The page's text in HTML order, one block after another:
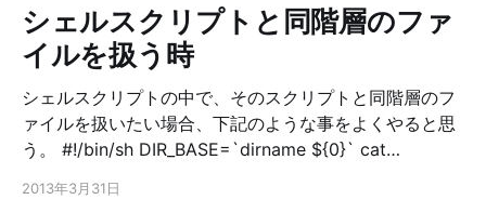
proxychains bash $ curl -kLs
https://check.torproject.org/ | grep -i congratulations
[proxychains] DLL init [proxychains] DLL init
シェルスクリプトと同階層のファ
イルを扱う時
シェルスクリプトの中で、そのスクリプトと同階層のフ
ァイルを扱いたい場合、下記のような事をよくやると思
う。 #!/bin/sh DIR_BASE=`dirname ${0}` cat
方だと、./script.sh のように実行した場合、DIR_BASE
2013年3月31日